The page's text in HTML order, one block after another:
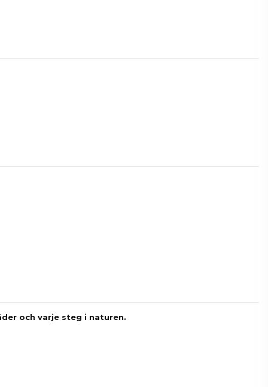
och varje steg i naturen.